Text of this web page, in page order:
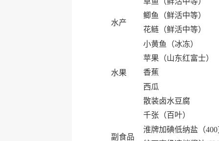
水产
鲫鱼（鲜活中等）
花鲢（鲜活中等）
小黄鱼（冰冻）
水果
苹果（山东红富士）
香蕉
西瓜
副食品
散装卤水豆腐
千张（百叶）
淮牌加碘低纳盐（